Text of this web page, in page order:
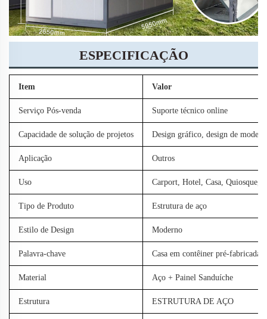
ESPECIFICAÇÃO
Item Valor
Serviço Pós-venda Suporte técnico online
Capacidade de solução de projetos Design gráfico, design de
Aplicação Outros
Uso Carport, Hotel, Casa, Quiosque,
Tipo de Produto Estrutura de aço
Estilo de Design Moderno
Palavra-chave Casa em contêiner pré-fabricada
Material Aço + Painel Sanduíche
Estrutura ESTRUTURA DE AÇO